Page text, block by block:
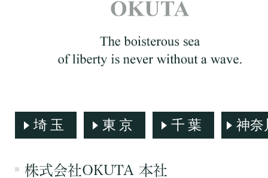
埼玉 東京 千葉 神奈
株式会社OKUTA 本社